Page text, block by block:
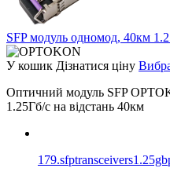
SFP модуль одномод, 40км
У кошик Дізнатися ціну
Оптичний модуль SFP
1.25Гб/с на відстань 40км